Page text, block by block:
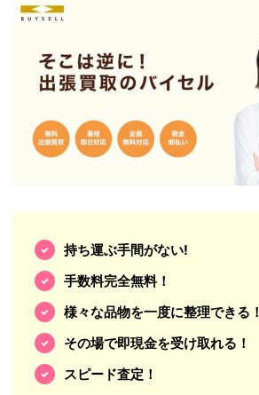
持ち運ぶ手間がない!
手数料完全無料！
様々な品物を一度に整理できる！
その場で即現金を受け取れる！
スピード査定！